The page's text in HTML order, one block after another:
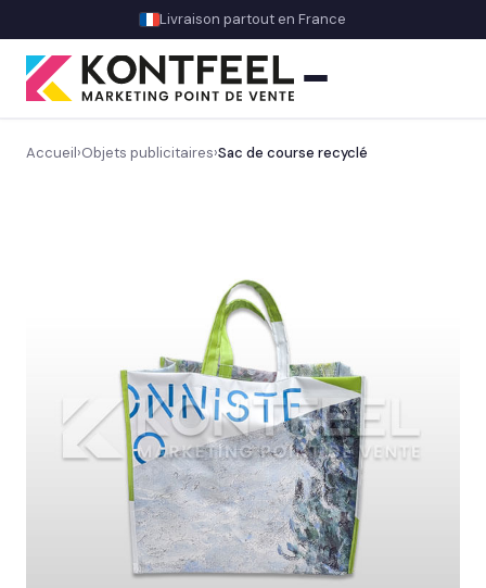
Livraison partout en France
Signalétique et linéaire
Stand événementiel
Découvrez nos stands & supports événementiels
Mobilier & agencement de stand
Signalétique nomade & visibilité
Accueil›Objets publicitaires›Sac de course recyclé